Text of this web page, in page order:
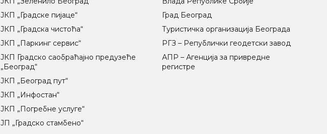
ЈКП „Градске пијаце“
ЈКП „Градска чистоћа“
ЈКП „Паркинг сервис“
ЈКП Градско саобраћајно предузеће
„Београд“
ЈКП „Београд пут“
ЈКП „Инфостан“
ЈКП „Погребне услуге“
ЈП „Градско стамбено“
Град Београд
Туристичка организација Београда
РГЗ – Републички геодетски завод
АПР – Агенција за привредне
регистре